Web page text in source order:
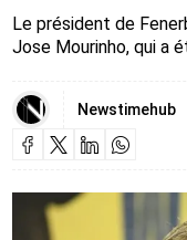
Le président de
Jose Mourinho, qui a
Newstimehub